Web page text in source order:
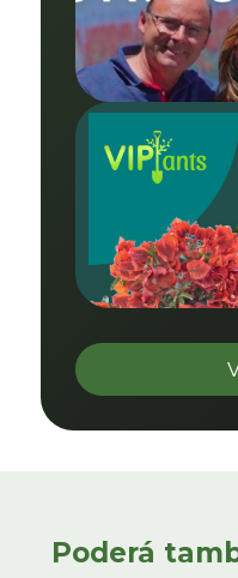
Poderá